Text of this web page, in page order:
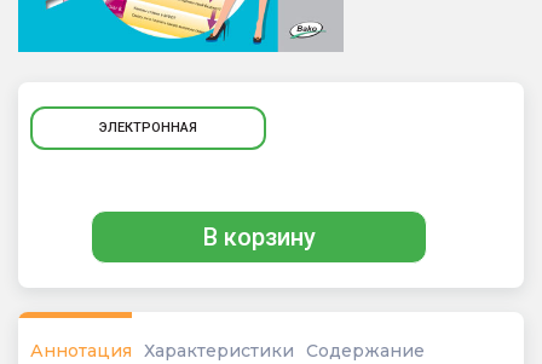
ЭЛЕКТРОННАЯ
В корзину
Аннотация Характеристики Содержание